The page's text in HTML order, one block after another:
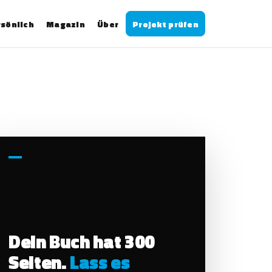
Magazin Über Projekt prüfen